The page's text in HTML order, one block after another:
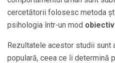
cercetătorii folosesc metoda
psihologia într-un mod
Rezultatele acestor studii sunt
populară, ceea ce îi determină